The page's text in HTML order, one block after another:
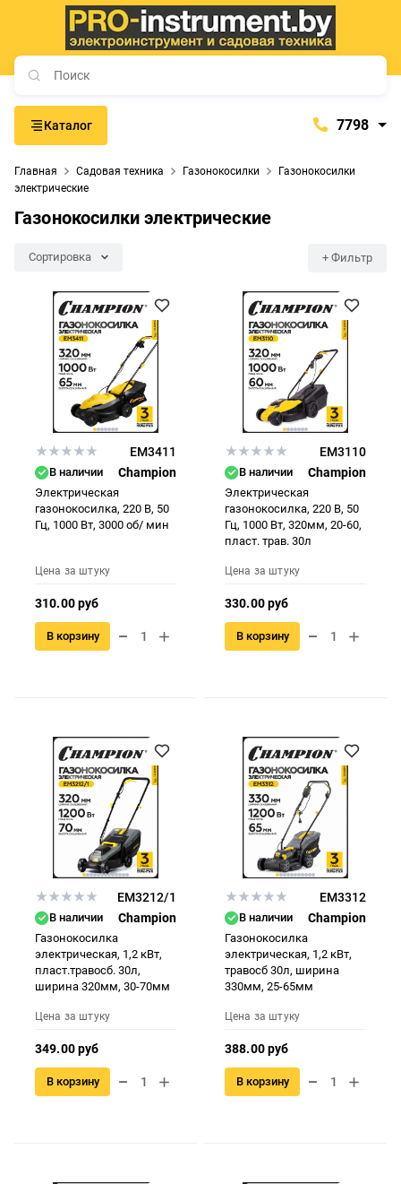
Каталог 7798
Выходные дни:с 9:00 до 20:00
Главная Садовая техника Газонокосилки
Газонокосилки
электрические
Газонокосилки электрические
Сортировка + Фильтр
EM3411
В наличии Champion
Электрическая
газонокосилка, 220 В, 50
Гц, 1000 Вт, 3000 об/ мин
Цена за штуку
310.00 руб
В корзину
EM3110
В наличии Champion
Электрическая
газонокосилка, 220 В, 50
Гц, 1000 Вт, 320мм, 20-60,
пласт. трав. 30л
Цена за штуку
330.00 руб
В корзину
EM3212/1
В наличии Champion
Газонокосилка
электрическая, 1,2 кВт,
пласт.травосб. 30л,
ширина 320мм, 30-70мм
Цена за штуку
349.00 руб
В корзину
EM3312
В наличии Champion
Газонокосилка
электрическая, 1,2 кВт,
травосб 30л, ширина
330мм, 25-65мм
Цена за штуку
388.00 руб
В корзину